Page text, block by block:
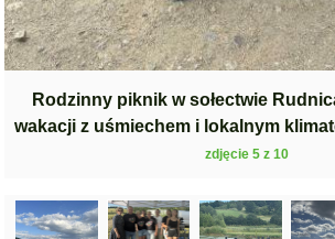
Rodzinny piknik w sołectwie
wakacji z uśmiechem i lokalnym
zdjęcie 5 z 10